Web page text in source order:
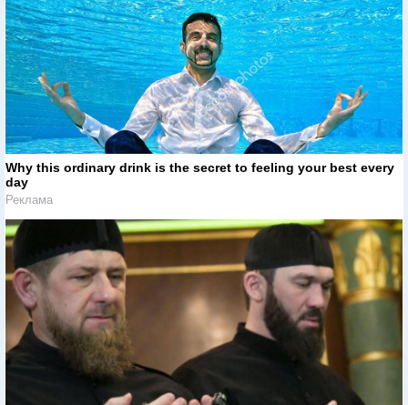
Why this ordinary drink is the secret to feeling your best every
day
Реклама